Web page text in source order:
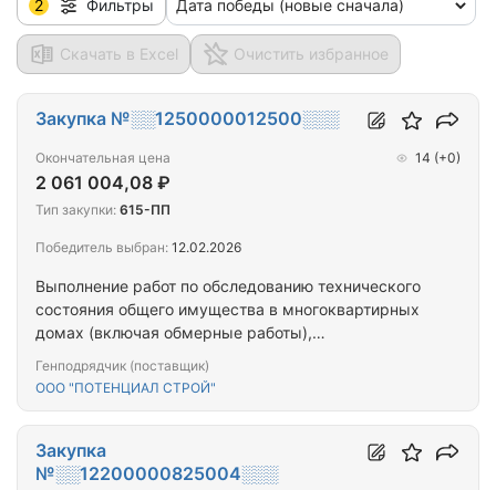
2 Фильтры Дата победы (новые сначала)
Скачать в Excel Очистить избранное
Выполнение работ по обследованию технического
состояния общего имущества в многоквартирных
домах (включая обмерные работы),
Довурак, ул. Комсомольская, д. 10, г Ак-Довурак,
Центральная, д. 9, г. Кызыл, ул. Дружбы, д.1, г.
Кызыл, ул. Калинина, д. 2А, г. Кызыл, ул. Калинина,
д. 3Б, г. Кызыл,…
Генподрядчик (поставщик)
ООО "ПОТЕНЦИАЛ СТРОЙ"
Закупка №░░1250000012500░░░
Окончательная цена
2 061 004,08 ₽
14 (+0)
Тип закупки: 615-ПП
Победитель выбран: 12.02.2026
Закупка
№░░12200000825004░░░